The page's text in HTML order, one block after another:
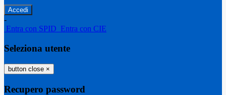
-
Entra con SPID Entra con CIE
Seleziona utente
button close ×
Recupero password